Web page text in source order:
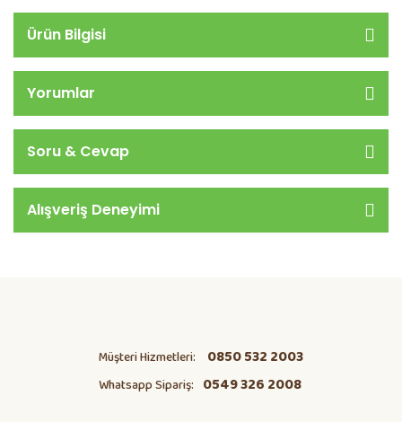
Ürün Bilgisi
Yorumlar
Soru & Cevap
Alışveriş Deneyimi
Müşteri Hizmetleri: 0850 532 2003
Whatsapp Sipariş: 0549 326 2008